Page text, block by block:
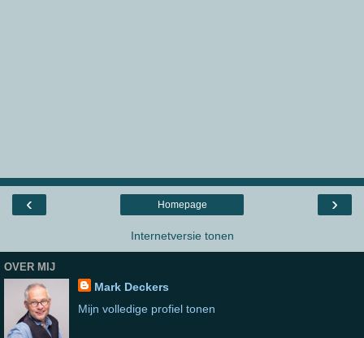
‹ ›
Homepage
Internetversie tonen
OVER MIJ
Mark Deckers
Mijn volledige profiel tonen